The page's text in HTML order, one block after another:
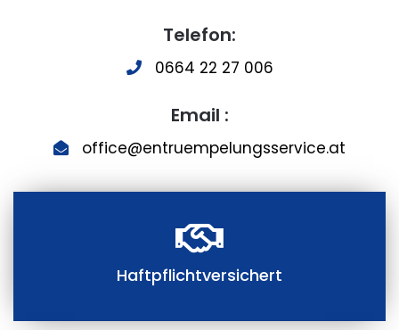
Telefon:
0664 22 27 006
Email :
office@entruempelungsservice.at
Haftpflichtversichert